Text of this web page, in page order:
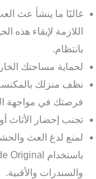
غالبًا ما ينشأ عث
اللازمة لإبقاء هذه
بانتظام.
لحماية مساحتك
نظف منزلك
فرصتك في مواجهة
تجنب إحضار الأثاث
لمنع لدغ العث
والسندرات والأقبية.